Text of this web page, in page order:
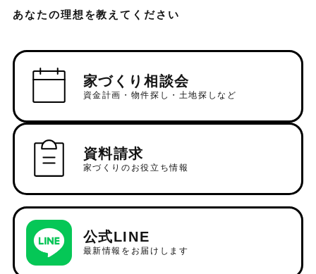
あなたの理想を教えてください
家づくり相談会
資金計画・物件探し・土地探しなど
資料請求
家づくりのお役立ち情報
公式LINE
最新情報をお届けします